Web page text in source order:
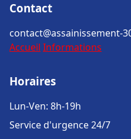
Contact
contact@assainissement-
Accueil Informations
Horaires
Lun-Ven: 8h-19h
Service d'urgence 24/7